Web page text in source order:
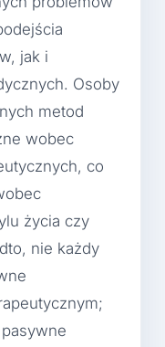
jak i
Osoby
metod
wobec
co
życia czy
nie każdy